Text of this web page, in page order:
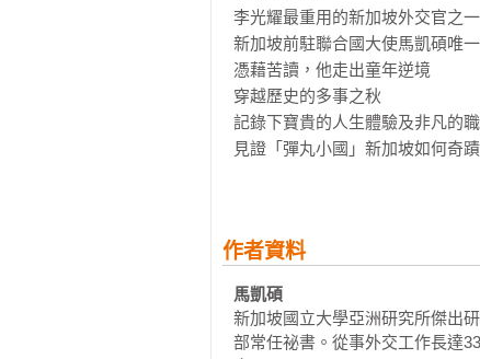
的故事中未被不幸或艱難擊倒的
――楊榮文（George Yeo），前新
        關於信德人有個鮮為人知的事實是，他們非常有創業精神。一九四七年，印度教信德人開始逃離
巴基斯坦前往世界各個角落（通
訝的是，他們在許多不同的環境
遍布世界各地：南美的蓋亞那（
（Ghana）、東亞的香港和東京
在所享有的生活。導致我出生在
Mahbubani）在一九二○年出生後
他是由姊姊們撫養長大，但因為
李光耀最重用的新加坡外交官之一
新加坡前駐聯合國大使馬凱碩唯
憑藉苦讀，他走出童年逆境
穿越歷史的多事之秋
記錄下寶貴的人生體驗及非凡的
作者資料
馬凱碩
新加坡國立大學亞洲研究所傑出
部常任祕書。從事外交工作長達